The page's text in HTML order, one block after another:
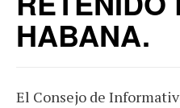
HABANA.
El Consejo de